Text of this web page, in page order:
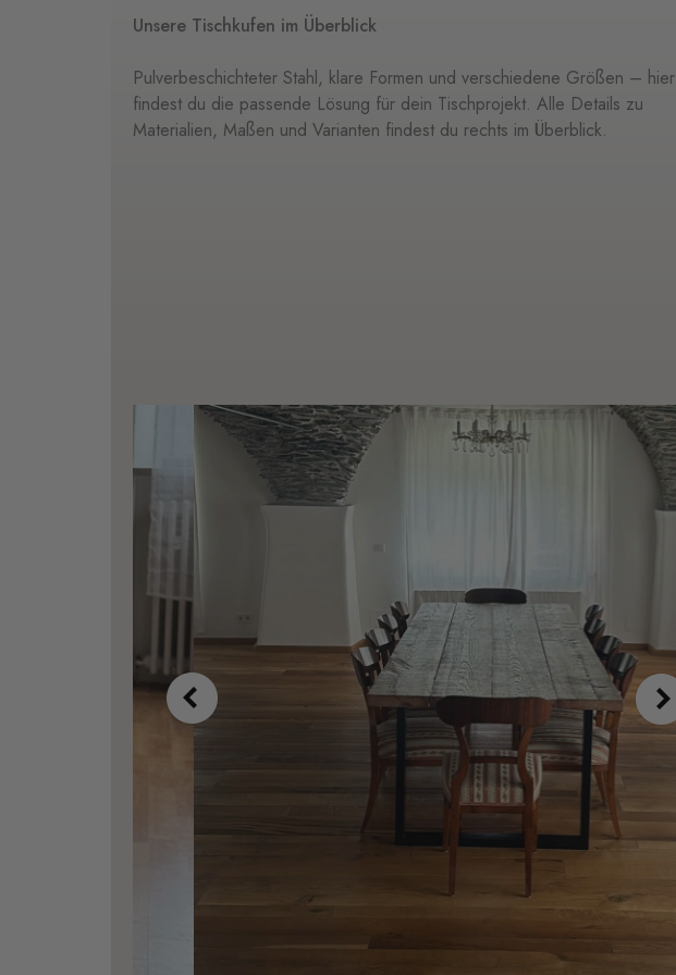
Unsere Tischkufen im Überblick
Pulverbeschichteter Stahl, klare Formen und verschiedene Größen – hier
findest du die passende Lösung für dein Tischprojekt. Alle Details zu
Materialien, Maßen und Varianten findest du rechts im Überblick.